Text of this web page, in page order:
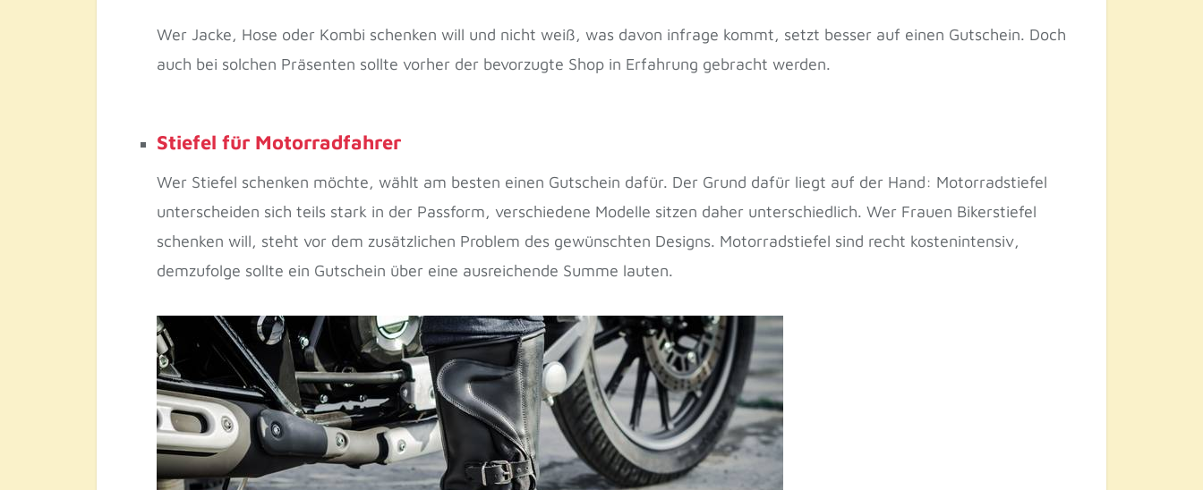
Wer Jacke, Hose oder Kombi schenken will und nicht weiß, was davon infrage kommt, setzt besser auf einen Gutschein. Doch
auch bei solchen Präsenten sollte vorher der bevorzugte Shop in Erfahrung gebracht werden.
Stiefel für Motorradfahrer
Wer Stiefel schenken möchte, wählt am besten einen Gutschein dafür. Der Grund dafür liegt auf der Hand: Motorradstiefel
unterscheiden sich teils stark in der Passform, verschiedene Modelle sitzen daher unterschiedlich. Wer Frauen Bikerstiefel
schenken will, steht vor dem zusätzlichen Problem des gewünschten Designs. Motorradstiefel sind recht kostenintensiv,
demzufolge sollte ein Gutschein über eine ausreichende Summe lauten.